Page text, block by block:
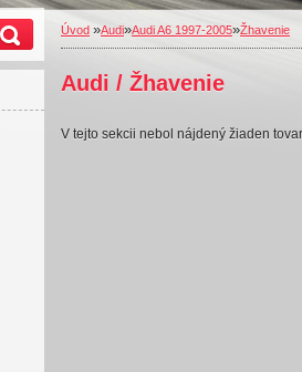
Úvod »Audi»Audi A6 1997-2005»Žhavenie
Audi / Žhavenie
V tejto sekcii nebol nájdený žiaden